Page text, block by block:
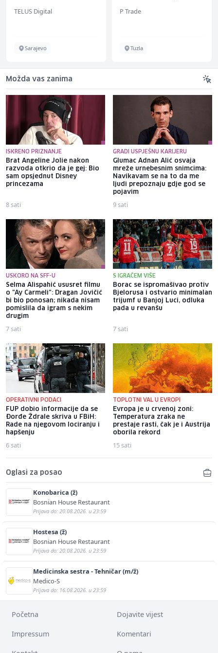
bekannten deutschen
TELUS Digital
Sarajevo
P Trade
Tuzla
Možda vas zanima
ISKRENO PRIZNANJE
Brat Angeline Jolie nakon
razvoda otkrio da je gej: Bio
sam opsjednut Disney
princezama
8 sati
GRADI USPJEŠNU KARIJERU
Glumac Adnan Alić osvaja
mreže urnebesnim snimcima:
Navikavam se na to da me
ljudi prepoznaju gdje god se
pojavim
9 sati
USKORO NA SFF-U
Selma Alispahić ususret filmu
o "Ay Carmeli": Dragan Jovičić
bi bio ponosan; nikada nisam
pomislila da igram s nekim
drugim
7 sati
S IGRAČEM VIŠE
Borac se ispromašivao protiv
Bjelorusa i ostvario minimalan
trijumf u Banjoj Luci, odluka
pada u revanšu
7 sati
OPERATIVNI PODACI
FUP dobio informacije da se
Đorđe Ždrale skriva u FBiH:
Rade na njegovom lociranju i
hapšenju
6 sati
TOPLOTNI VAL U EVROPI
Evropa je u crvenoj zoni:
Temperatura zraka ne
prestaje rasti, čak je i Austrija
oborila rekord
15 sati
Oglasi za posao
Konobarica (ž)
Bosnian House Restaurant
Prijava do: 20.08.2026. u 23:59
Hostesa (ž)
Bosnian House Restaurant
Prijava do: 20.08.2026. u 23:59
Medicinska sestra - Tehničar (m/ž)
Medico-S
Prijava do: 16.08.2026. u 23:59
Početna Dojavite vijest
Impressum Komentari